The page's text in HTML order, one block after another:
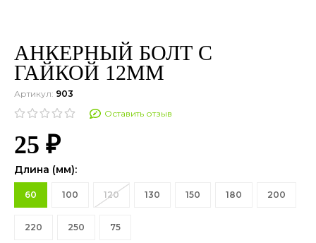
АНКЕРНЫЙ БОЛТ С
ГАЙКОЙ 12ММ
Артикул: 903
Оставить отзыв
25 ₽
Длина (мм):
60 100 120 130 150 180 200
220 250 75